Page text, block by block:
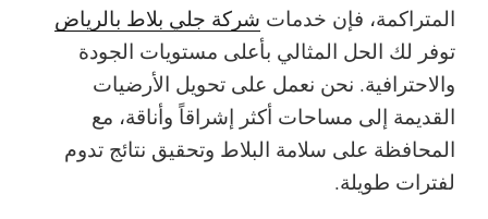
المتراكمة، فإن خدمات شركة جلي بلاط بالرياض
توفر لك الحل المثالي بأعلى مستويات الجودة
والاحترافية. نحن نعمل على تحويل الأرضيات
القديمة إلى مساحات أكثر إشراقاً وأناقة، مع
المحافظة على سلامة البلاط وتحقيق نتائج تدوم
لفترات طويلة.